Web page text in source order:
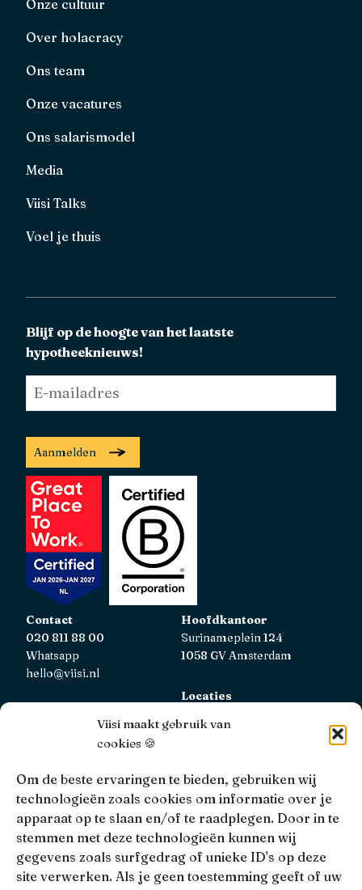
Viisi maakt gebruik van
cookies 🍪
Om de beste ervaringen te bieden, gebruiken wij
technologieën zoals cookies om informatie over je
apparaat op te slaan en/of te raadplegen. Door in te
stemmen met deze technologieën kunnen wij
gegevens zoals surfgedrag of unieke ID's op deze
site verwerken. Als je geen toestemming geeft of uw
Onze cultuur
Over holacracy
Ons team
Onze vacatures
Ons salarismodel
Media
Viisi Talks
Voel je thuis
Blijf op de hoogte van het laatste
hypotheeknieuws!
E-
mailadres *
Aanmelden
Contact
020 811 88 00
Whatsapp
hello@viisi.nl
Hoofdkantoor
Surinameplein 124
1058 GV Amsterdam
Locaties
Viisi Hypotheken is geregistreerd bij de AFM.
Registratienummer: 12039833
KiFiD
Niet tevreden over onze interne klachtbehandeling, dan
kun je terecht bijKiFiD.